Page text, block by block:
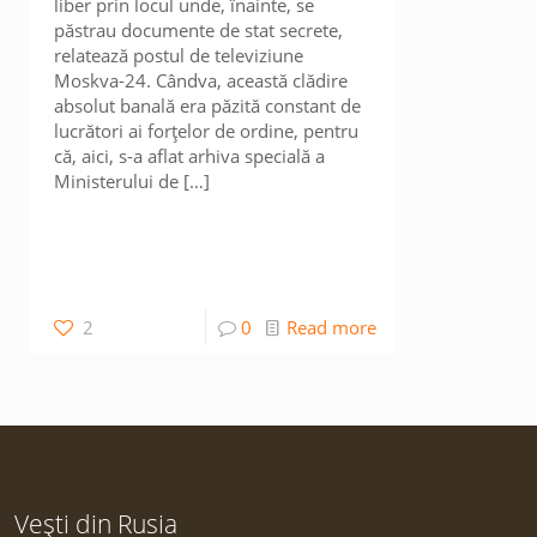
liber prin locul unde, înainte, se
păstrau documente de stat secrete,
relatează postul de televiziune
Moskva-24. Cândva, această clădire
absolut banală era păzită constant de
lucrători ai forțelor de ordine, pentru
că, aici, s-a aflat arhiva specială a
Ministerului de […]
2 0 Read more
Vești din Rusia